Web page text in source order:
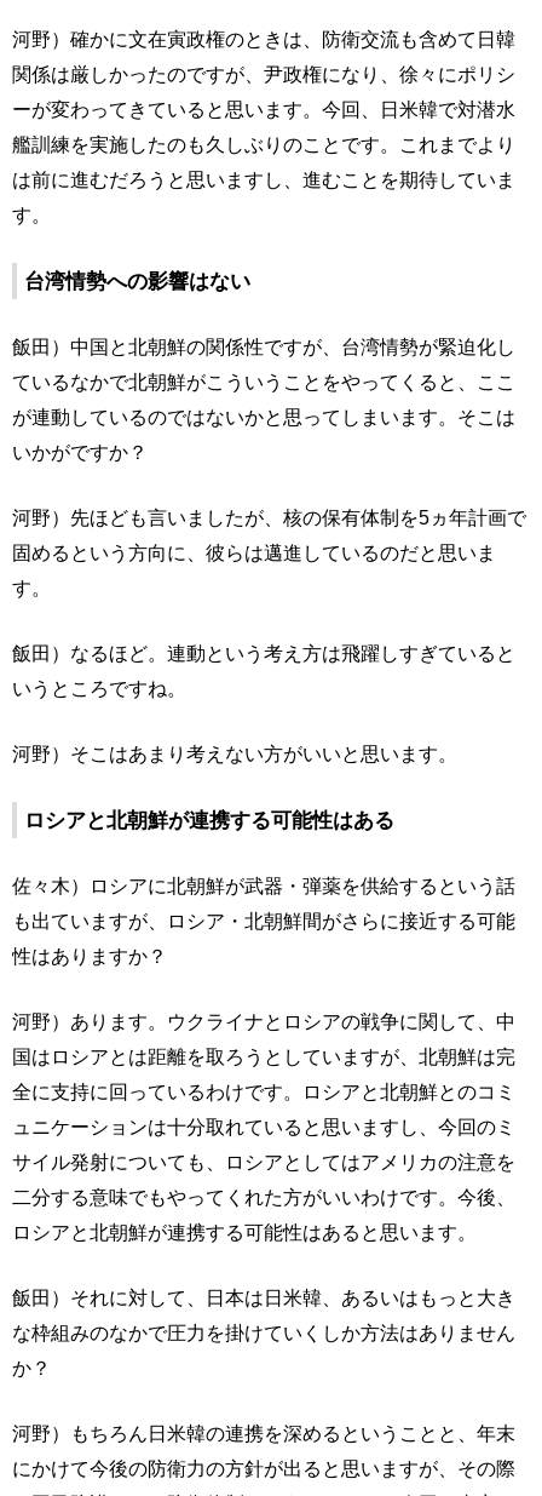
河野）確かに文在寅政権のときは、防衛交流も含めて日韓
関係は厳しかったのですが、尹政権になり、徐々にポリシ
ーが変わってきていると思います。今回、日米韓で対潜水
艦訓練を実施したのも久しぶりのことです。これまでより
は前に進むだろうと思いますし、進むことを期待していま
す。
台湾情勢への影響はない
飯田）中国と北朝鮮の関係性ですが、台湾情勢が緊迫化し
ているなかで北朝鮮がこういうことをやってくると、ここ
が連動しているのではないかと思ってしまいます。そこは
いかがですか？
河野）先ほども言いましたが、核の保有体制を5ヵ年計画で
固めるという方向に、彼らは邁進しているのだと思いま
す。
飯田）なるほど。連動という考え方は飛躍しすぎていると
いうところですね。
河野）そこはあまり考えない方がいいと思います。
ロシアと北朝鮮が連携する可能性はある
佐々木）ロシアに北朝鮮が武器・弾薬を供給するという話
も出ていますが、ロシア・北朝鮮間がさらに接近する可能
性はありますか？
河野）あります。ウクライナとロシアの戦争に関して、中
国はロシアとは距離を取ろうとしていますが、北朝鮮は完
全に支持に回っているわけです。ロシアと北朝鮮とのコミ
ュニケーションは十分取れていると思いますし、今回のミ
サイル発射についても、ロシアとしてはアメリカの注意を
二分する意味でもやってくれた方がいいわけです。今後、
ロシアと北朝鮮が連携する可能性はあると思います。
飯田）それに対して、日本は日米韓、あるいはもっと大き
な枠組みのなかで圧力を掛けていくしか方法はありません
か？
河野）もちろん日米韓の連携を深めるということと、年末
にかけて今後の防衛力の方針が出ると思いますが、その際